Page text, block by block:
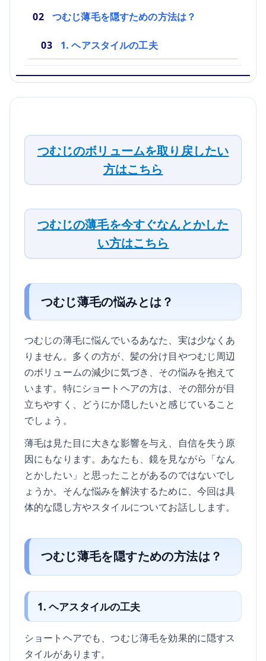
つむじ薄毛を隠すための方法は？
1. ヘアスタイルの工夫
つむじのボリュームを取り戻したい
方はこちら
つむじの薄毛を今すぐなんとかした
い方はこちら
つむじ薄毛の悩みとは？
つむじの薄毛に悩んでいるあなた、実は少なくあ
りません。多くの方が、髪の分け目やつむじ周辺
のボリュームの減少に気づき、その悩みを抱えて
います。特にショートヘアの方は、その部分が目
立ちやすく、どうにか隠したいと感じていること
でしょう。
薄毛は見た目に大きな影響を与え、自信を失う原
因にもなります。あなたも、鏡を見ながら「なん
とかしたい」と思ったことがあるのではないでし
ょうか。そんな悩みを解決するために、今回は具
体的な隠し方やスタイルについてお話しします。
つむじ薄毛を隠すための方法は？
1. ヘアスタイルの工夫
ショートヘアでも、つむじ薄毛を効果的に隠すス
タイルがあります。